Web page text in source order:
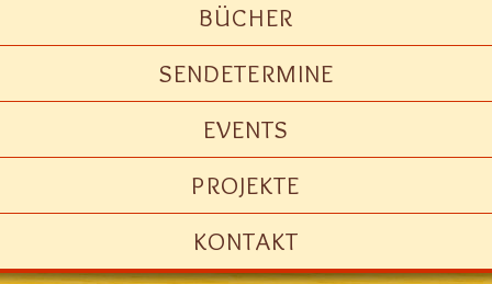
BÜCHER
SENDETERMINE
EVENTS
PROJEKTE
KONTAKT